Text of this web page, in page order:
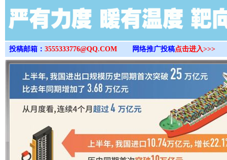
投稿邮箱： 3555333776@QQ.COM 网络推广投稿点击进入>>>